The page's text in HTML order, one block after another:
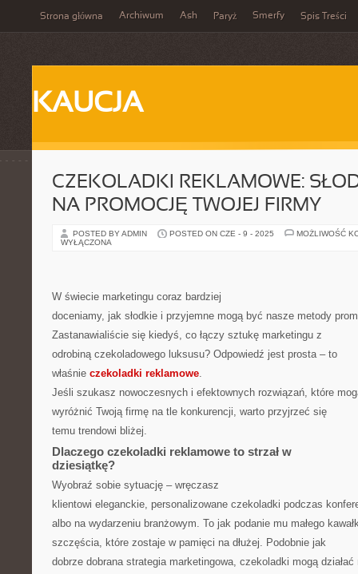
Strona główna Archiwum Ash Paryż Smerfy Spis Treści
KAUCJA
CZEKOLADKI REKLAMOWE:
NA PROMOCJĘ TWOJEJ FIRMY
POSTED BY ADMIN POSTED ON CZE - 9 - 2025
MOŻLIWOŚĆ
WYŁĄCZONA
W świecie marketingu coraz bardziej
doceniamy, jak słodkie i przyjemne mogą być nasze metody
Zastanawialiście się kiedyś, co łączy sztukę marketingu z
odrobiną czekoladowego luksusu? Odpowiedź jest prosta – to
właśnie czekoladki reklamowe.
Jeśli szukasz nowoczesnych i efektownych rozwiązań, które
wyróżnić Twoją firmę na tle konkurencji, warto przyjrzeć się
temu trendowi bliżej.
Dlaczego czekoladki reklamowe to strzał w
dziesiątkę?
Wyobraź sobie sytuację – wręczasz
klientowi eleganckie, personalizowane czekoladki podczas
albo na wydarzeniu branżowym. To jak podanie mu małego
szczęścia, które zostaje w pamięci na dłużej. Podobnie jak
dobrze dobrana strategia marketingowa, czekoladki mogą działać